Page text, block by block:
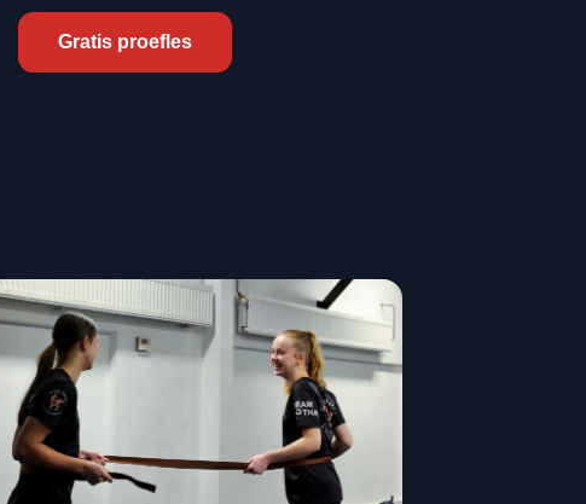
sterke mindset 💪 Samen sterker bij AS Family, waar sport en
Gratis proefles